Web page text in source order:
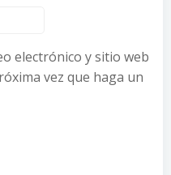
electrónico y sitio web
vez que haga un